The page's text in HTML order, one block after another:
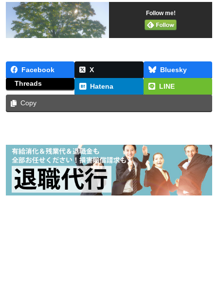
Follow me!
Facebook X
Bluesky
Threads
Hatena LINE
Copy